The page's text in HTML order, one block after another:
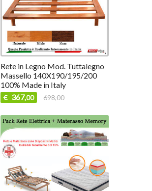
Rete in Legno Mod. Tuttalegno
Massello 140X190/195/200
100% Made in Italy
€ 367,00 698,00